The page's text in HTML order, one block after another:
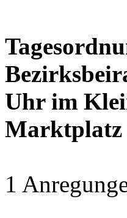
Uhr im
Marktplatz
1